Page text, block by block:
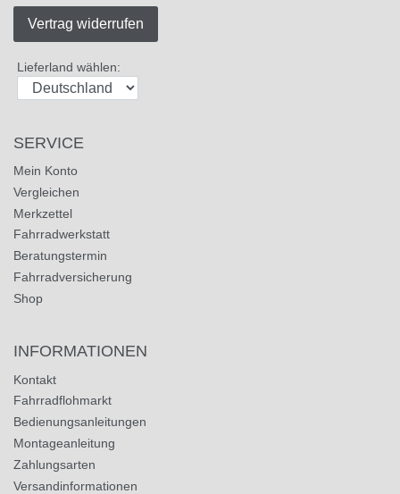
Vertrag widerrufen
Lieferland wählen:
SERVICE
Mein Konto
Vergleichen
Merkzettel
Fahrradwerkstatt
Beratungstermin
Fahrradversicherung
Shop
INFORMATIONEN
Kontakt
Fahrradflohmarkt
Bedienungsanleitungen
Montageanleitung
Zahlungsarten
Versandinformationen